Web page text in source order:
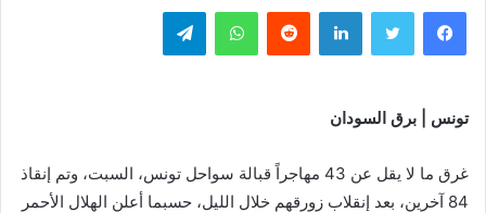
فيسبوك تويتر لينكدإن واتساب تيلقرام
تونس | برق السودان
غرق ما لا يقل عن 43 مهاجراً قبالة سواحل تونس، السبت، وتم إنقاذ
84 آخرين، بعد إنقلاب زورقهم خلال الليل، حسبما أعلن الهلال الأحمر